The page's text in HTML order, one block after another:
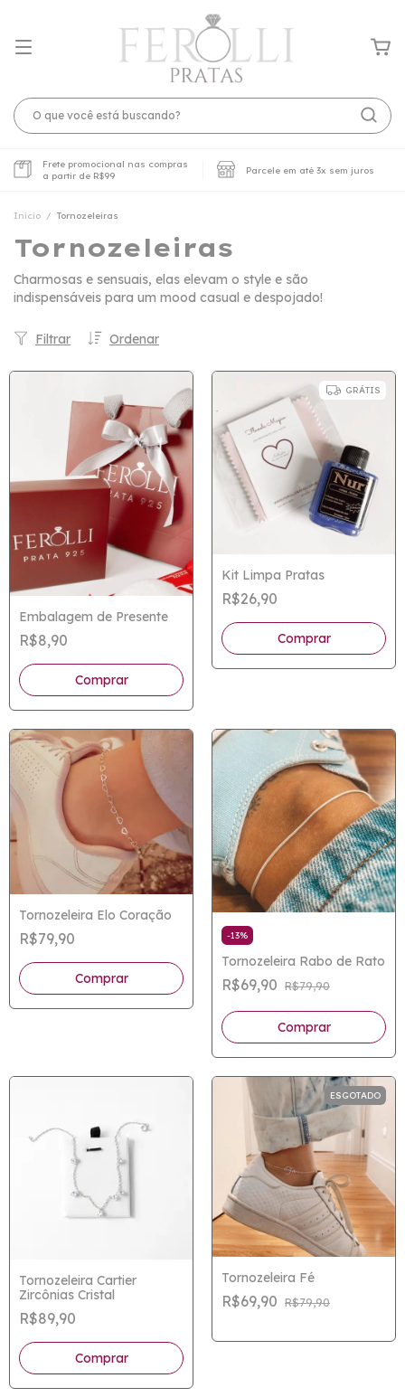
Frete promocional nas compras
a partir de R$99
Parcele em até 3x sem juros
Início / Tornozeleiras
Tornozeleiras
Charmosas e sensuais, elas elevam o style e são
indispensáveis para um mood casual e despojado!
Ordenar
Filtrar
Embalagem de Presente
R$8,90
GRÁTIS
Kit Limpa Pratas
R$26,90
Comprar
Tornozeleira Elo Coração
R$79,90 -13%
Tornozeleira Rabo de Rato
R$69,90 R$79,90
Tornozeleira Cartier
Zircônias Cristal
R$89,90
ESGOTADO
Tornozeleira Fé
R$69,90 R$79,90